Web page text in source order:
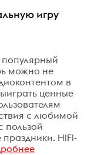
игру
популярный
можно не
в
ценные
с любимой
пользой
HiFi-